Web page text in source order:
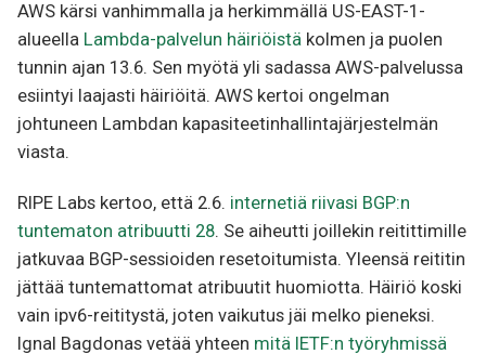
AWS kärsi vanhimmalla ja herkimmällä US-EAST-1-
alueella Lambda-palvelun häiriöistä kolmen ja puolen
tunnin ajan 13.6. Sen myötä yli sadassa AWS-palvelussa
esiintyi laajasti häiriöitä. AWS kertoi ongelman
johtuneen Lambdan kapasiteetinhallintajärjestelmän
viasta.
RIPE Labs kertoo, että 2.6. internetiä riivasi BGP:n
tuntematon atribuutti 28. Se aiheutti joillekin reitittimille
jatkuvaa BGP-sessioiden resetoitumista. Yleensä reititin
jättää tuntemattomat atribuutit huomiotta. Häiriö koski
vain ipv6-reititystä, joten vaikutus jäi melko pieneksi.
Ignal Bagdonas vetää yhteen mitä IETF:n työryhmissä